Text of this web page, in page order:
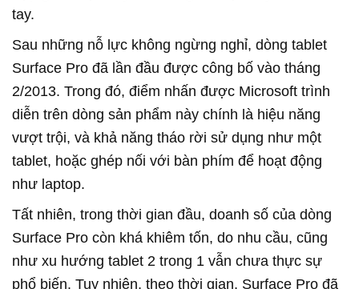
tay.
Sau những nỗ lực không ngừng nghỉ, dòng tablet
Surface Pro đã lần đầu được công bố vào tháng
2/2013. Trong đó, điểm nhấn được Microsoft trình
diễn trên dòng sản phẩm này chính là hiệu năng
vượt trội, và khả năng tháo rời sử dụng như một
tablet, hoặc ghép nối với bàn phím để hoạt động
như laptop.
Tất nhiên, trong thời gian đầu, doanh số của dòng
Surface Pro còn khá khiêm tốn, do nhu cầu, cũng
như xu hướng tablet 2 trong 1 vẫn chưa thực sự
phổ biến. Tuy nhiên, theo thời gian, Surface Pro đã